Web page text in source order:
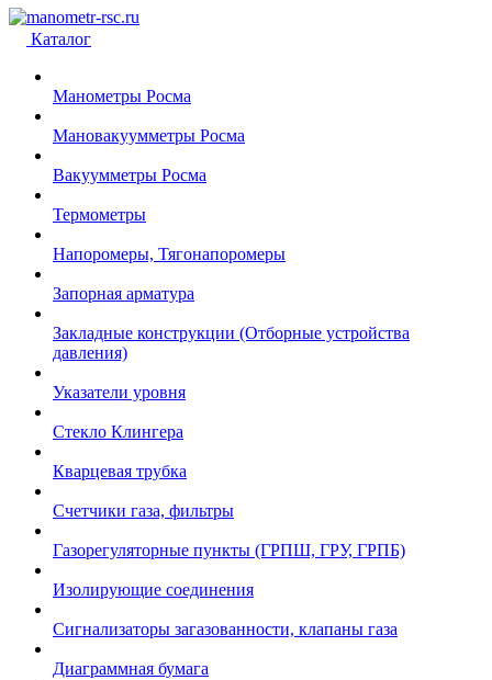
Каталог
Манометры Росма
Мановакуумметры Росма
Вакуумметры Росма
Термометры
Напоромеры, Тягонапоромеры
Запорная арматура
Закладные конструкции (Отборные устройства
давления)
Указатели уровня
Стекло Клингера
Кварцевая трубка
Счетчики газа, фильтры
Газорегуляторные пункты (ГРПШ, ГРУ, ГРПБ)
Изолирующие соединения
Сигнализаторы загазованности, клапаны газа
Диаграммная бумага